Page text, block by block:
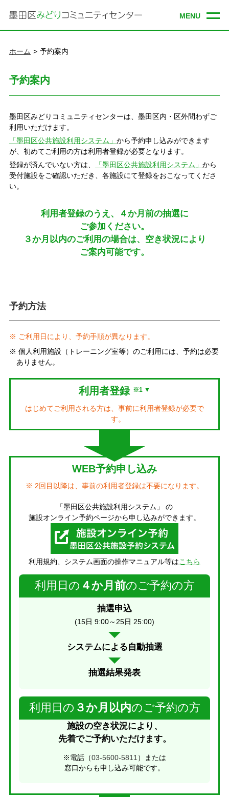
ホーム 予約案内
予約案内
墨田区みどりコミュニティセンターは、墨田区内・区外問わずご
利用いただけます。
「墨田区公共施設利用システム」 から予約申し込みができます
が、初めてご利用の方は利用者登録が必要となります。
登録が済んでいない方は、
「墨田区公共施設利用システム」 から
受付施設をご確認いただき、各施設にて登録をおこなってくださ
い。
利用者登録のうえ、
４か月前の抽選に
ご参加ください。
３か月以内のご利用の場合は、 空き状況により
ご案内可能です。
予約方法
※ ご利用日により、予約手順が異なります。
※ 個人利用施設（トレーニング室等）のご利用には、予約は必要
ありません。
利用者登録 ※1 ▼
はじめてご利用される方は、事前に利用者登録が必要で
す。
WEB予約申し込み
※ 2回目以降は、事前の利用者登録は不要になります。
「墨田区公共施設利用システム」 の
施設オンライン予約ページから申し込みができます。
利用規約、システム画面の操作マニュアル等はこちら
利用日の ４か月前のご予約の方
抽選申込
(15日 9:00～25日 25:00)
システムによる自動抽選
抽選結果発表
利用日の ３か月以内のご予約の方
施設の空き状況により、
先着でご予約いただけます。
※電話（03-5600-5811 ）または
窓口からも申し込み可能です。